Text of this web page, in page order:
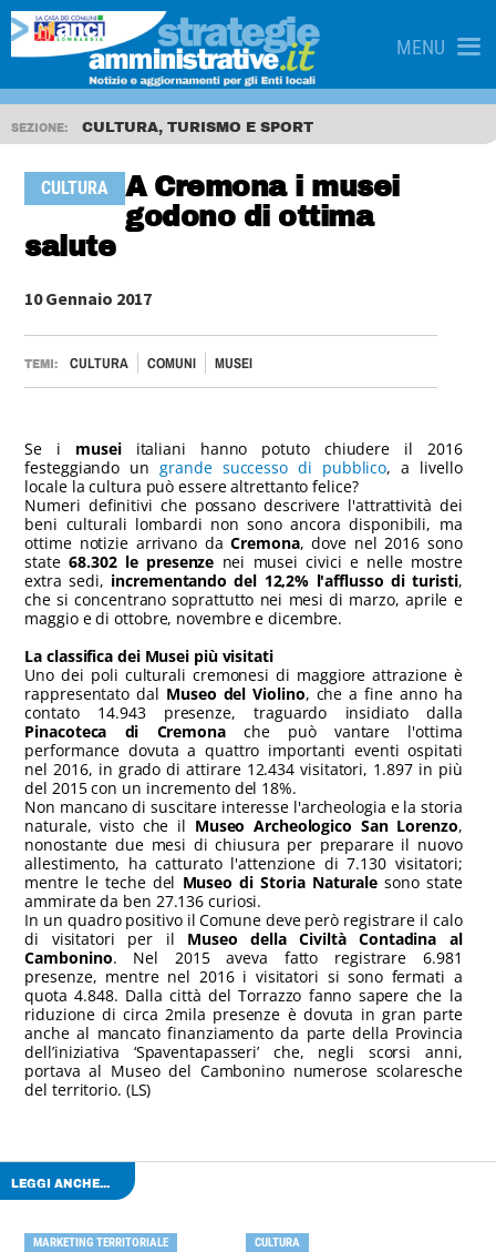
MENU
SEZIONE: CULTURA, TURISMO E SPORT
CULTURA
A Cremona i musei
godono di ottima
salute
10 Gennaio 2017
TEMI: CULTURA COMUNI MUSEI
Se i musei italiani hanno potuto chiudere il 2016
festeggiando ungrande successo di pubblico, a livello
locale la cultura può essere altrettanto felice?
Numeri definitivi che possano descrivere l'attrattività dei
beni culturali lombardi non sono ancora disponibili, ma
ottime notizie arrivano daCremona, dove nel 2016 sono
state68.302 le presenze nei musei civici e nelle mostre
extra sedi, incrementando del 12,2% l'afflusso di turisti,
che si concentrano soprattutto nei mesi di marzo, aprile e
maggio e di ottobre, novembre e dicembre.
La classifica dei Musei più visitati
Uno dei poli culturali cremonesi di maggiore attrazione è
rappresentato dal Museo del Violino, che a fine anno ha
contato 14.943 presenze, traguardo insidiato dalla
Pinacoteca di Cremonache può vantare l'ottima
performance dovuta a quattro importanti eventi ospitati
nel 2016, in grado di attirare 12.434 visitatori, 1.897 in più
del 2015 con un incremento del 18%.
Non mancano di suscitare interesse l'archeologia e la storia
naturale, visto che il Museo Archeologico San Lorenzo,
nonostante due mesi di chiusura per preparare il nuovo
allestimento, ha catturato l'attenzione di 7.130 visitatori;
mentre le teche del Museo di Storia Naturale sono state
ammirate da ben 27.136 curiosi.
In un quadro positivo il Comune deve però registrare il calo
di visitatori per il Museo della Civiltà Contadina al
Cambonino. Nel 2015 aveva fatto registrare 6.981
presenze, mentre nel 2016 i visitatori si sono fermati a
quota 4.848. Dalla città del Torrazzo fanno sapere che la
riduzione di circa 2mila presenze è dovuta in gran parte
anche al mancato finanziamento da parte della Provincia
dell’iniziativa ‘Spaventapasseri’ che, negli scorsi anni,
portava al Museo del Cambonino numerose scolaresche
del territorio. (LS)
LEGGI ANCHE...
MARKETING TERRITORIALE CULTURA